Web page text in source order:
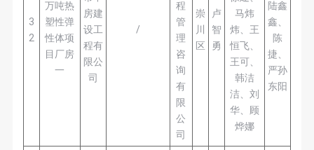
3
2
万吨热
塑性弹
性体项
目厂房
一
房建
设工
程有
限公
司
/
程
管
理
咨
询
有
限
公
司
崇
川
区
卢
智
勇
马炜
炜、王
恒飞、
王可、
韩洁
洁、刘
华、顾
烨娜
陆鑫
鑫、
陈
捷、
严孙
东阳